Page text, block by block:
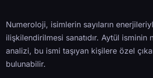
Numeroloji, isimlerin sayıların
ilişkilendirilmesi sanatıdır. Aytül isminin
analizi, bu ismi taşıyan kişilere özel
bulunabilir.